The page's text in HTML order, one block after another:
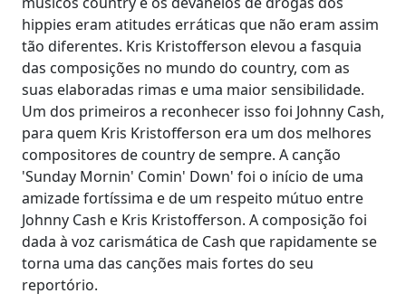
hippies eram atitudes erráticas que não eram assim
tão diferentes. Kris Kristofferson elevou a fasquia
das composições no mundo do country, com as
suas elaboradas rimas e uma maior sensibilidade.
Um dos primeiros a reconhecer isso foi Johnny Cash,
para quem Kris Kristofferson era um dos melhores
compositores de country de sempre. A canção
'Sunday Mornin' Comin' Down' foi o início de uma
amizade fortíssima e de um respeito mútuo entre
Johnny Cash e Kris Kristofferson. A composição foi
dada à voz carismática de Cash que rapidamente se
torna uma das canções mais fortes do seu
reportório.